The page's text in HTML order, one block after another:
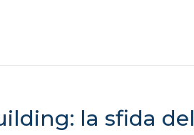
la sfida del